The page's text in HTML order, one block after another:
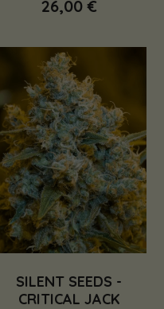
26,00 €
SILENT SEEDS -
CRITICAL JACK